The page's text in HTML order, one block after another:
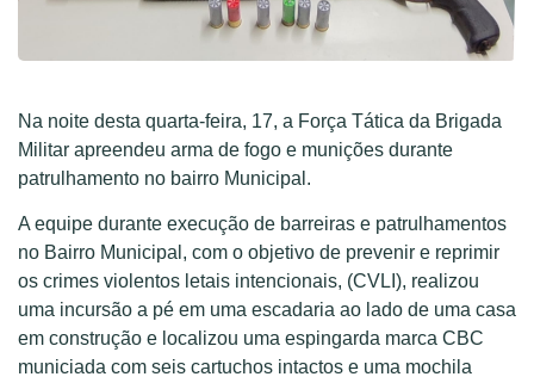
Na noite desta quarta-feira, 17, a Força Tática da Brigada
Militar apreendeu arma de fogo e munições durante
patrulhamento no bairro Municipal.
A equipe durante execução de barreiras e patrulhamentos
no Bairro Municipal, com o objetivo de prevenir e reprimir
os crimes violentos letais intencionais, (CVLI), realizou
uma incursão a pé em uma escadaria ao lado de uma casa
em construção e localizou uma espingarda marca CBC
municiada com seis cartuchos intactos e uma mochila